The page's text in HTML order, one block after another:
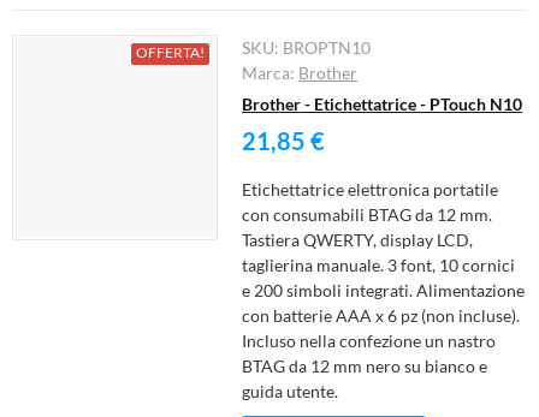
OFFERTA! SKU: BROPTN10
Marca: Brother
Brother - Etichettatrice - PTouch N10
21,85 €
Etichettatrice elettronica portatile
con consumabili BTAG da 12 mm.
Tastiera QWERTY, display LCD,
taglierina manuale. 3 font, 10 cornici
e 200 simboli integrati. Alimentazione
con batterie AAA x 6 pz (non incluse).
Incluso nella confezione un nastro
BTAG da 12 mm nero su bianco e
guida utente.